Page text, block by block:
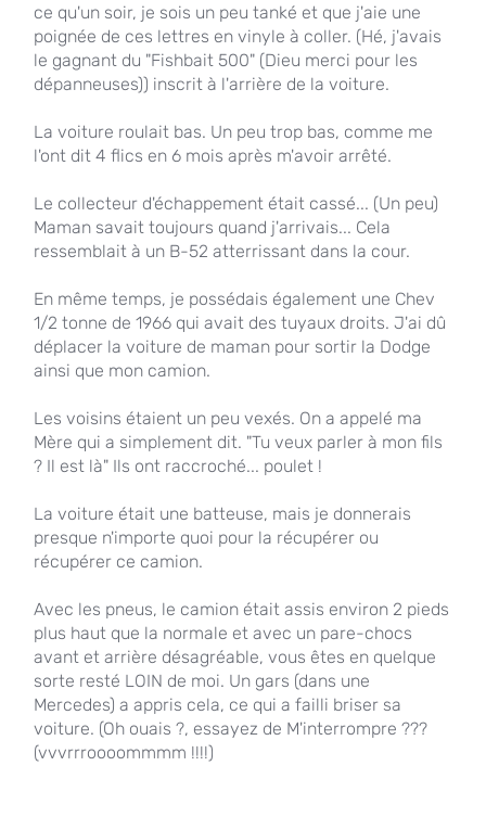
ce qu'un soir, je sois un peu tanké et que j'aie une
poignée de ces lettres en vinyle à coller. (Hé, j'avais
le gagnant du "Fishbait 500" (Dieu merci pour les
dépanneuses)) inscrit à l'arrière de la voiture.
La voiture roulait bas. Un peu trop bas, comme me
l'ont dit 4 flics en 6 mois après m'avoir arrêté.
Le collecteur d'échappement était cassé... (Un peu)
Maman savait toujours quand j'arrivais... Cela
ressemblait à un B-52 atterrissant dans la cour.
En même temps, je possédais également une Chev
1/2 tonne de 1966 qui avait des tuyaux droits. J'ai dû
déplacer la voiture de maman pour sortir la Dodge
ainsi que mon camion.
Les voisins étaient un peu vexés. On a appelé ma
Mère qui a simplement dit. "Tu veux parler à mon fils
? Il est là" Ils ont raccroché... poulet !
La voiture était une batteuse, mais je donnerais
presque n'importe quoi pour la récupérer ou
récupérer ce camion.
Avec les pneus, le camion était assis environ 2 pieds
plus haut que la normale et avec un pare-chocs
avant et arrière désagréable, vous êtes en quelque
sorte resté LOIN de moi. Un gars (dans une
Mercedes) a appris cela, ce qui a failli briser sa
voiture. (Oh ouais ?, essayez de M'interrompre ???
(vvvrrroooommmm !!!!)